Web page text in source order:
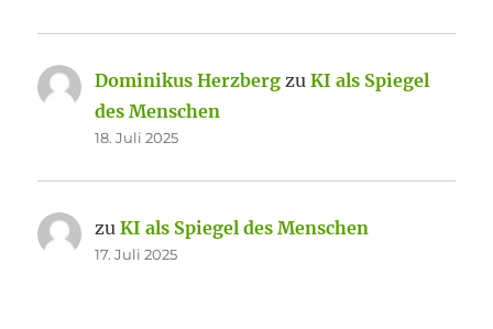
Dominikus Herzberg zuKI als Spiegel
des Menschen
18. Juli 2025
zuKI als Spiegel des Menschen
17. Juli 2025